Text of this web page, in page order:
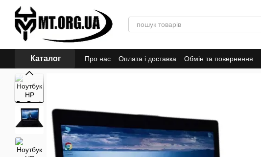
Перейти до основного контенту
Каталог Про нас Оплата і доставка Обмін та повернення